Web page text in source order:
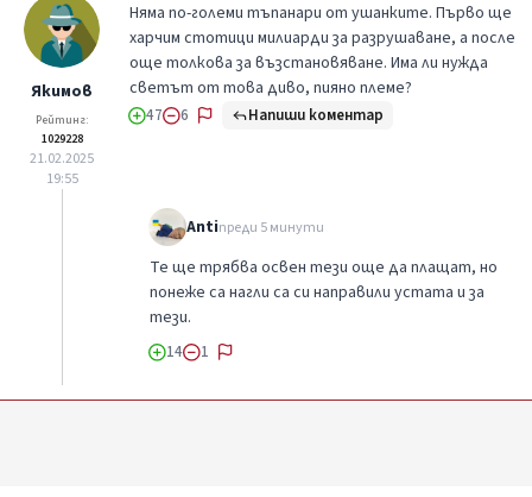
Якимов
Рейтинг:
1029228
21.02.2025
19:55
Няма по-големи тъпанари от ушанките. Първо ще
харчим стотици милиарди за разрушаване, а после
още толкова за възстановяване. Има ли нужда
светът от това диво, пияно племе?
47 6 Напиши коментар
Antiпреди 5 минути
Те ще трябва освен тези още да плащат, но
понеже са нагли са си направили устата и за
тези.
14 1